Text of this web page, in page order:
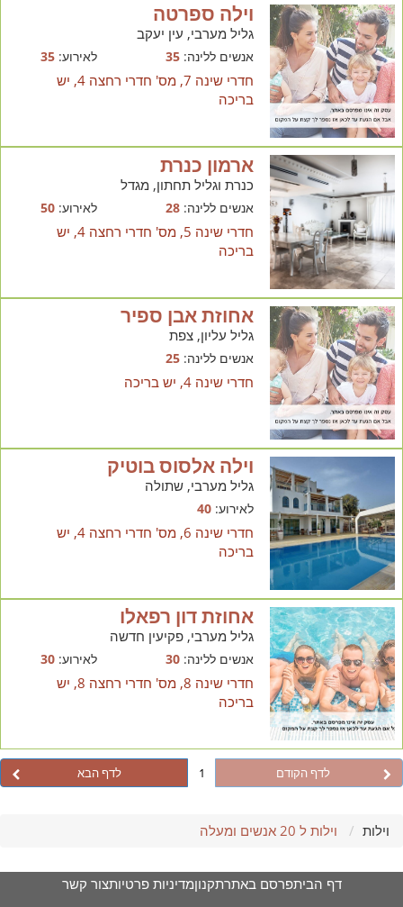
וילה ספרטה
גליל מערבי, עין יעקב
אנשים ללינה:35 לאירוע:35
חדרי שינה 7, מס' חדרי רחצה 4, יש
בריכה
ארמון כנרת
כנרת וגליל תחתון, מגדל
אנשים ללינה:28 לאירוע:50
חדרי שינה 5, מס' חדרי רחצה 4, יש
בריכה
אחוזת אבן ספיר
גליל עליון, צפת
אנשים ללינה:25
חדרי שינה 4, יש בריכה
וילה אלסוס בוטיק
גליל מערבי, שתולה
לאירוע:40
חדרי שינה 6, מס' חדרי רחצה 4, יש
בריכה
אחוזת דון רפאלו
גליל מערבי, פקיעין חדשה
אנשים ללינה:30 לאירוע:30
חדרי שינה 8, מס' חדרי רחצה 8, יש
בריכה
לדף הקודם 1 לדף הבא
וילות וילות ל 20 אנשים ומעלה
דף הביתפרסם באתרתקנוןמדיניות פרטיותצור קשר